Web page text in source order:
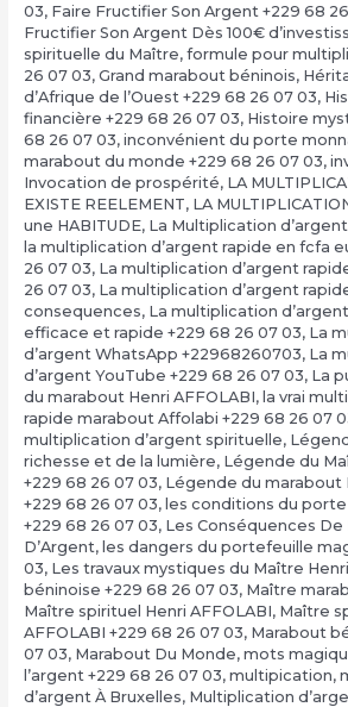
03, Faire Fructifier Son Argent +229 68
Fructifier Son Argent Dès 100€
spirituelle du Maître, formule pour
26 07 03, Grand marabout béninois,
d’Afrique de l’Ouest +229 68 26 07 03,
financière +229 68 26 07 03, Histoire
68 26 07 03, inconvénient du porte
marabout du monde +229 68 26 07 03,
Invocation de prospérité, LA
EXISTE REELEMENT, LA
une HABITUDE, La Multiplication
la multiplication d’argent rapide en fcfa
26 07 03, La multiplication d’argent
26 07 03, La multiplication d’argent
consequences, La multiplication
efficace et rapide +229 68 26 07 03, La
d’argent WhatsApp +22968260703, La
d’argent YouTube +229 68 26 07 03, La
du marabout Henri AFFOLABI, la vrai
rapide marabout Affolabi +229 68 26 07
multiplication d’argent spirituelle,
richesse et de la lumière, Légende du
+229 68 26 07 03, Légende du marabout
+229 68 26 07 03, les conditions du
+229 68 26 07 03, Les Conséquences
D’Argent, les dangers du portefeuille
03, Les travaux mystiques du Maître
béninoise +229 68 26 07 03, Maître
Maître spirituel Henri AFFOLABI, Maître
AFFOLABI +229 68 26 07 03, Marabout
07 03, Marabout Du Monde, mots
l’argent +229 68 26 07 03, multipication,
d’argent À Bruxelles, Multiplication